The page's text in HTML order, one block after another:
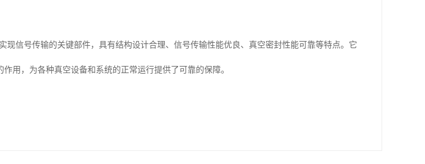
现信号传输的关键部件，具有结构设计合理、信号传输性能优良、真空密封性能可靠等特点。它
用，为各种真空设备和系统的正常运行提供了可靠的保障。